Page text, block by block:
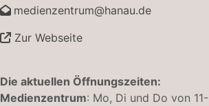
medienzentrum@hanau.de
Zur Webseite
Die aktuellen Öffnungszeiten:
Medienzentrum: Mo, Di und Do von 11-